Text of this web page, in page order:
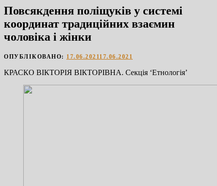
Повсякдення поліщуків у системі
координат традиційних взаємин
чоловіка і жінки
ОПУБЛІКОВАНО: 17.06.202117.06.2021
КРАСКО ВIКТОРIЯ ВIКТОРIВНА. Секцiя ‘Етнологiя’